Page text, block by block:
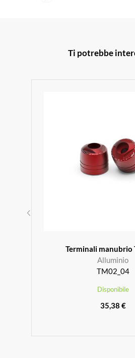
Ti potrebbe
Terminali manubrio
Alluminio
TM02_04
Disponibile
35,38 €